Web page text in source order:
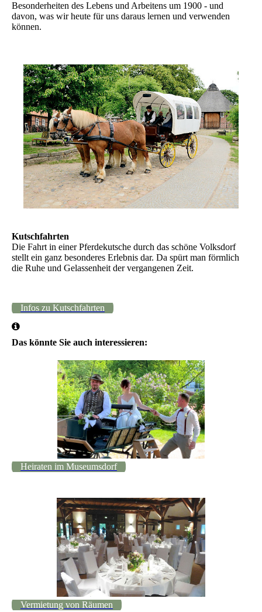
Besonderheiten des Lebens und Arbeitens um 1900 - und
davon, was wir heute für uns daraus lernen und verwenden
können.
Kutschfahrten
Die Fahrt in einer Pferdekutsche durch das schöne Volksdorf
stellt ein ganz besonderes Erlebnis dar. Da spürt man förmlich
die Ruhe und Gelassenheit der vergangenen Zeit.
Infos zu Kutschfahrten
Das könnte Sie auch interessieren:
Heiraten im Museumsdorf
Vermietung von Räumen